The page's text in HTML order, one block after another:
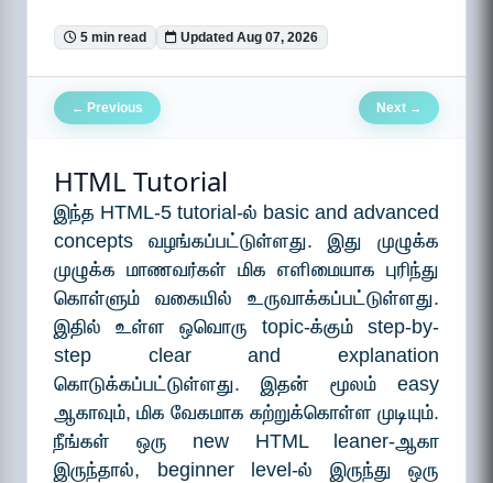
5 min read Updated Aug 07, 2026
← Previous Next →
HTML Tutorial
இந்த HTML-5 tutorial-ல் basic and advanced
concepts வழங்கப்பட்டுள்ளது. இது முழுக்க
முழுக்க மாணவர்கள் மிக எளிமையாக புரிந்து
கொள்ளும் வகையில் உருவாக்கப்பட்டுள்ளது.
இதில் உள்ள ஒவொரு topic-க்கும் step-by-
step clear and explanation
கொடுக்கப்பட்டுள்ளது. இதன் மூலம் easy
ஆகாவும், மிக வேகமாக கற்றுக்கொள்ள முடியும்.
நீங்கள் ஒரு new HTML leaner-ஆகா
இருந்தால், beginner level-ல் இருந்து ஒரு